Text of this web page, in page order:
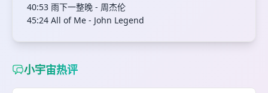
40:53 雨下一整晚 - 周杰伦
45:24 All of Me - John Legend
小宇宙热评